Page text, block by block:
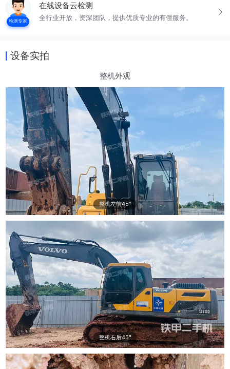
检测专家
在线设备云检测
全行业开放，资深团队，提供优质专业的有偿服务。
设备实拍
整机外观
整机左前45°
整机右后45°